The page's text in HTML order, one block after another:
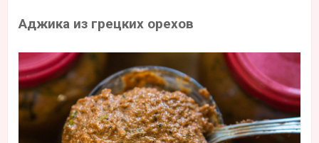
Аджика из грецких орехов